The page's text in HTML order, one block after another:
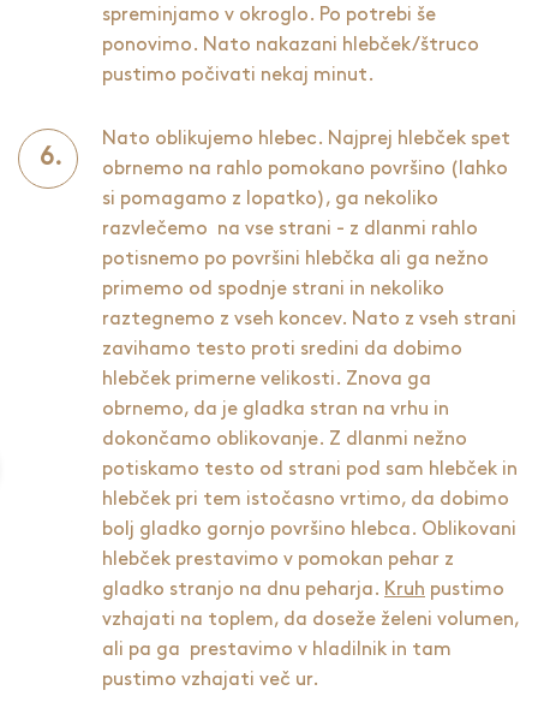
spreminjamo v okroglo. Po potrebi še
ponovimo. Nato nakazani hlebček/štruco
pustimo počivati nekaj minut.
Nato oblikujemo hlebec. Najprej hlebček spet
obrnemo na rahlo pomokano površino (lahko
si pomagamo z lopatko), ga nekoliko
razvlečemo na vse strani - z dlanmi rahlo
potisnemo po površini hlebčka ali ga nežno
primemo od spodnje strani in nekoliko
raztegnemo z vseh koncev. Nato z vseh strani
zavihamo testo proti sredini da dobimo
hlebček primerne velikosti. Znova ga
obrnemo, da je gladka stran na vrhu in
dokončamo oblikovanje. Z dlanmi nežno
potiskamo testo od strani pod sam hlebček in
hlebček pri tem istočasno vrtimo, da dobimo
bolj gladko gornjo površino hlebca. Oblikovani
hlebček prestavimo v pomokan pehar z
gladko stranjo na dnu peharja. Kruh pustimo
vzhajati na toplem, da doseže želeni volumen,
ali pa ga prestavimo v hladilnik in tam
pustimo vzhajati več ur.